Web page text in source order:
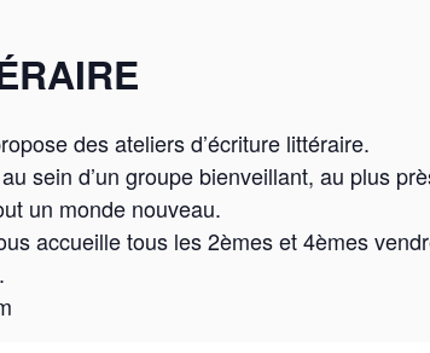
des ateliers d’écriture littéraire.
sein d’un groupe bienveillant, au plus
un monde nouveau.
accueille tous les 2èmes et 4èmes